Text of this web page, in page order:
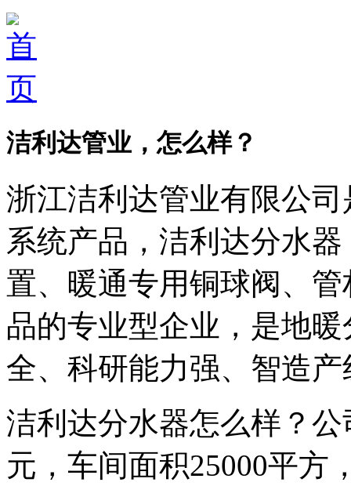
洁利达管业，怎么样？
浙江洁利达管业有限公
系统产品，洁利达分水
置、暖通专用铜球阀、
品的专业型企业，是地
全、科研能力强、智造
洁利达分水器怎么样？
元，车间面积25000平方